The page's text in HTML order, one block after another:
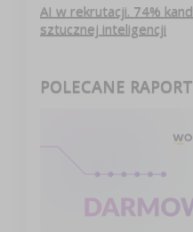
AI w rekrutacji. 74%
sztucznej inteligencji
POLECANE